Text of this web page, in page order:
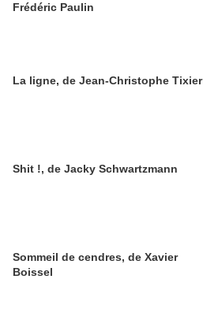
Frédéric Paulin
La ligne, de Jean-Christophe Tixier
Shit !, de Jacky Schwartzmann
Sommeil de cendres, de Xavier
Boissel